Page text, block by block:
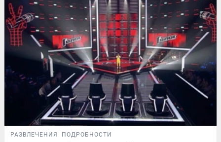
РАЗВЛЕЧЕНИЯ ПОДРОБНОСТИ